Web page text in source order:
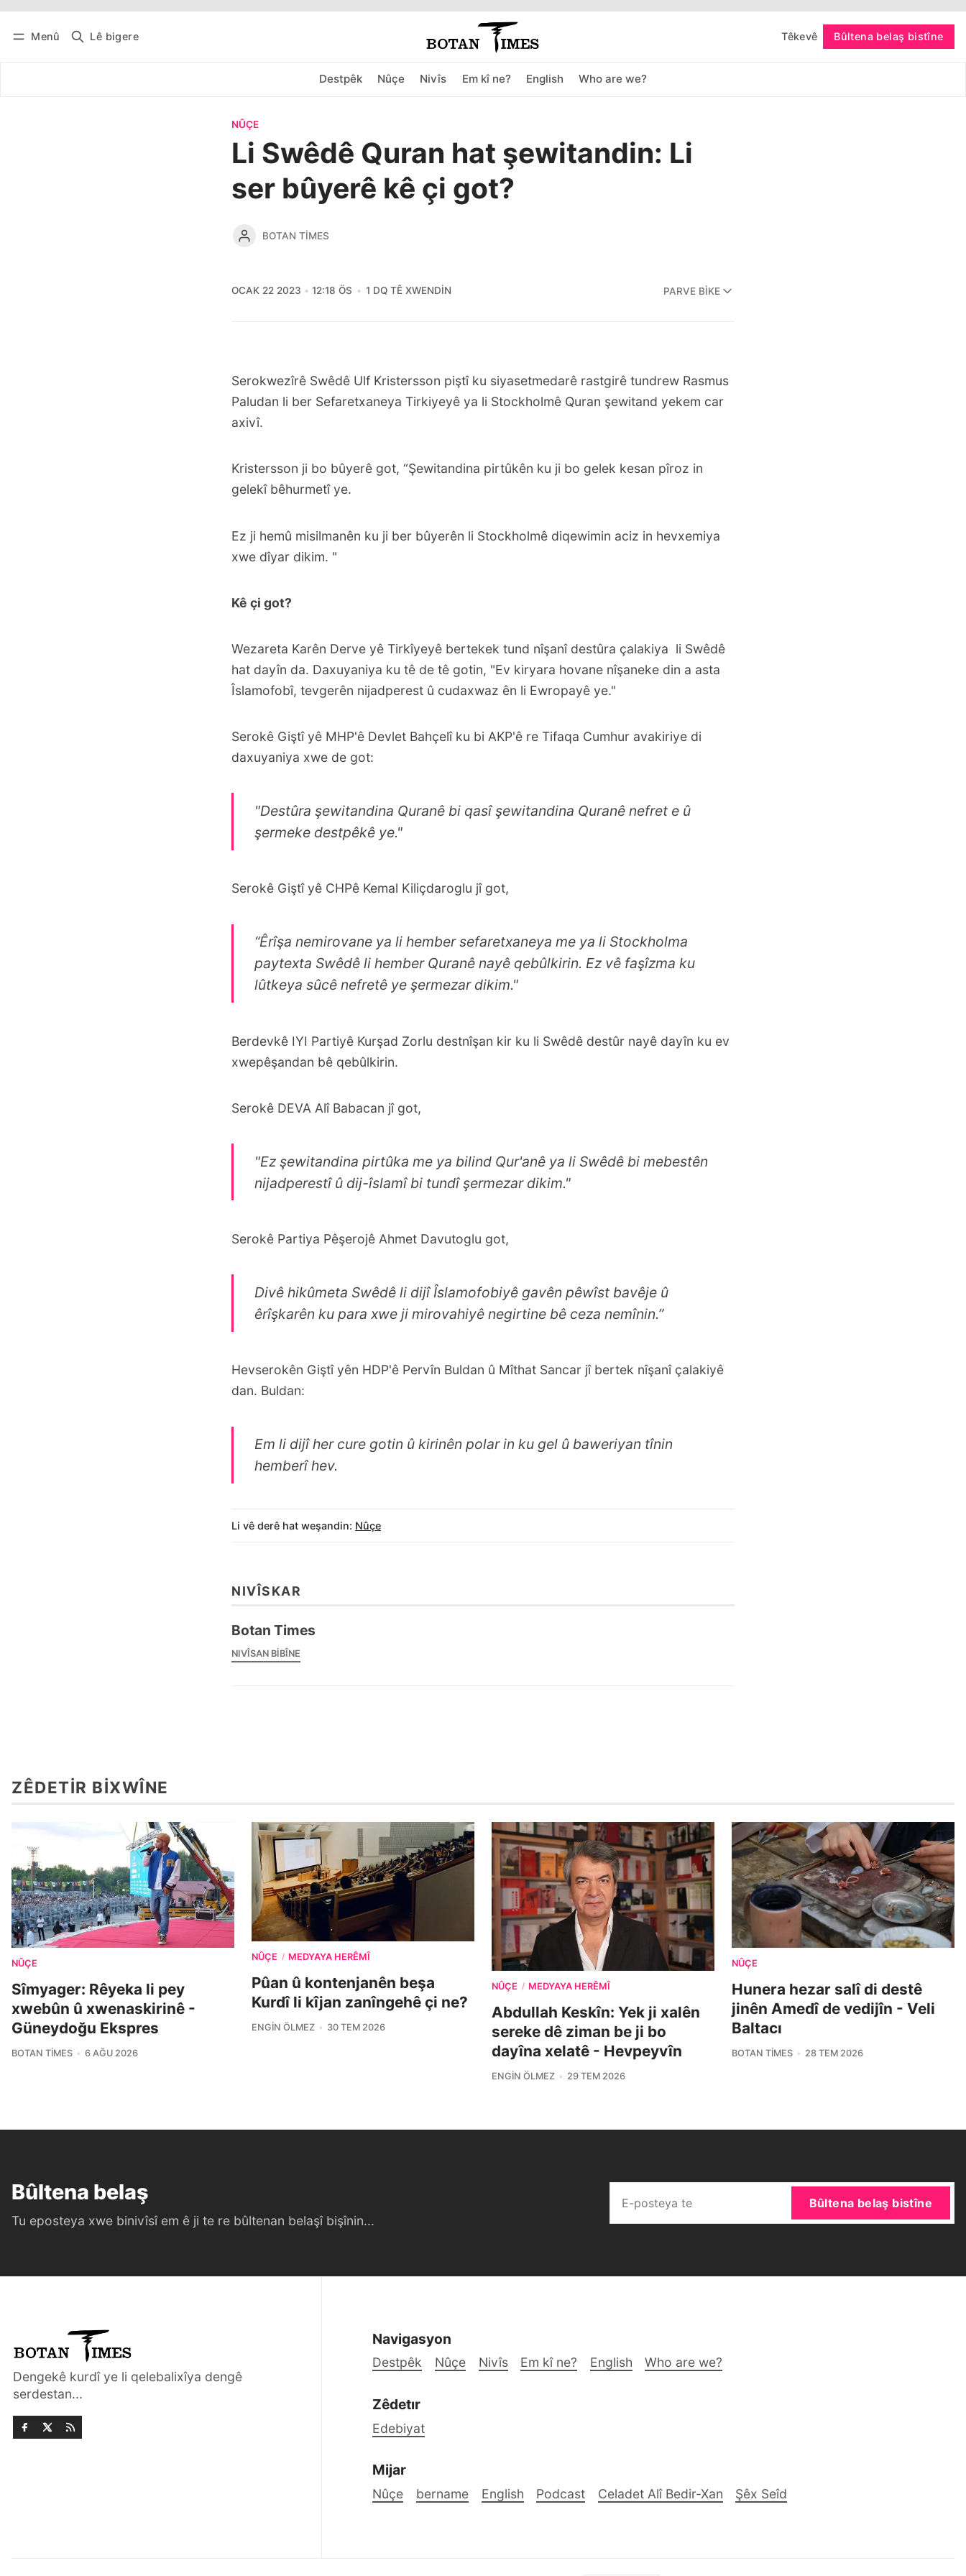
Menû Lê bigere Têkevê Bûltena belaş bistîne
Destpêk Nûçe Nivîs Em kî ne? English Who are we?
Têkevê Bûltena belaş bistîne bişopîne
NÛÇE
Li Swêdê Quran hat şewitandin: Li
ser bûyerê kê çi got?
BOTAN TIMES
OCAK 22 2023 12:18 ÖS 1 DQ TÊ XWENDIN PARVE BIKE
Serokwezîrê Swêdê Ulf Kristersson piştî ku siyasetmedarê rastgirê tundrew Rasmus
Paludan li ber Sefaretxaneya Tirkiyeyê ya li Stockholmê Quran şewitand yekem car
axivî.
Kristersson ji bo bûyerê got, “Şewitandina pirtûkên ku ji bo gelek kesan pîroz in
gelekî bêhurmetî ye.
Ez ji hemû misilmanên ku ji ber bûyerên li Stockholmê diqewimin aciz in hevxemiya
xwe dîyar dikim. "
Kê çi got?
Wezareta Karên Derve yê Tirkîyeyê bertekek tund nîşanî destûra çalakiya li Swêdê
hat dayîn da. Daxuyaniya ku tê de tê gotin, "Ev kiryara hovane nîşaneke din a asta
Îslamofobî, tevgerên nijadperest û cudaxwaz ên li Ewropayê ye."
Serokê Giştî yê MHP'ê Devlet Bahçelî ku bi AKP'ê re Tifaqa Cumhur avakiriye di
daxuyaniya xwe de got:
"Destûra şewitandina Quranê bi qasî şewitandina Quranê nefret e û
şermeke destpêkê ye."
Serokê Giştî yê CHPê Kemal Kiliçdaroglu jî got,
“Êrîşa nemirovane ya li hember sefaretxaneya me ya li Stockholma
paytexta Swêdê li hember Quranê nayê qebûlkirin. Ez vê faşîzma ku
lûtkeya sûcê nefretê ye şermezar dikim."
Berdevkê IYI Partiyê Kurşad Zorlu destnîşan kir ku li Swêdê destûr nayê dayîn ku ev
xwepêşandan bê qebûlkirin.
Serokê DEVA Alî Babacan jî got,
"Ez şewitandina pirtûka me ya bilind Qur'anê ya li Swêdê bi mebestên
nijadperestî û dij-îslamî bi tundî şermezar dikim."
Serokê Partiya Pêşerojê Ahmet Davutoglu got,
Divê hikûmeta Swêdê li dijî Îslamofobiyê gavên pêwîst bavêje û
êrîşkarên ku para xwe ji mirovahiyê negirtine bê ceza nemînin.”
Hevserokên Giştî yên HDP'ê Pervîn Buldan û Mîthat Sancar jî bertek nîşanî çalakiyê
dan. Buldan:
Em li dijî her cure gotin û kirinên polar in ku gel û baweriyan tînin
hemberî hev.
Li vê derê hat weşandin: Nûçe
NIVÎSKAR
Botan Times
NIVÎSAN BIBÎNE
ZÊDETIR BIXWÎNE
NÛÇE
Sîmyager: Rêyeka li pey
xwebûn û xwenaskirinê -
Güneydoğu Ekspres
BOTAN TIMES 6 AĞU 2026
NÛÇE / MEDYAYA HERÊMÎ
Pûan û kontenjanên beşa
Kurdî li kîjan zanîngehê çi ne?
ENGIN ÖLMEZ 30 TEM 2026
NÛÇE / MEDYAYA HERÊMÎ
Abdullah Keskîn: Yek ji xalên
sereke dê ziman be ji bo
dayîna xelatê - Hevpeyvîn
ENGIN ÖLMEZ 29 TEM 2026
NÛÇE
Hunera hezar salî di destê
jinên Amedî de vedijîn - Veli
Baltacı
BOTAN TIMES 28 TEM 2026
Bûltena belaş
Tu eposteya xwe binivîsî em ê ji te re bûltenan belaşî bişînin...
Bûltena belaş bistîne
Dengekê kurdî ye li qelebalixîya dengê
serdestan...
Navigasyon
Destpêk Nûçe Nivîs Em kî ne? English Who are we?
Zêdetır
Edebiyat
Mijar
Nûçe bername English Podcast Celadet Alî Bedir-Xan Şêx Seîd